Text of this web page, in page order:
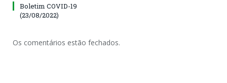
Boletim COVID-19
(23/08/2022)
Os comentários estão fechados.